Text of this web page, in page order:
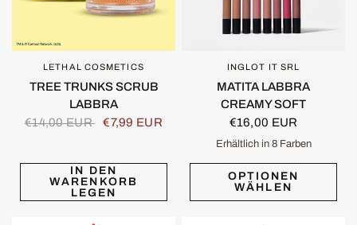
SCHNELLANSICHT
LETHAL COSMETICS
TREE TRUNKS SCRUB
LABBRA
€14,00 EUR
€7,99 EUR
IN DEN
WARENKORB
LEGEN
SCHNELLANSICHT
INGLOT IT SRL
MATITA LABBRA
CREAMY SOFT
€16,00 EUR
Vivid Rose 05
Erhältlich in 8 Farben
OPTIONEN
WÄHLEN